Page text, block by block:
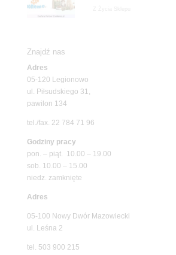
Znajdź nas
Adres
05-120 Legionowo
ul. Piłsudskiego 31,
pawilon 134
tel./fax. 22 784 71 96
Godziny pracy
pon. – piąt. 10.00 – 19.00
sob. 10.00 – 15.00
niedz. zamknięte
Adres
05-100 Nowy Dwór Mazowiecki
ul. Leśna 2
tel. 503 900 215